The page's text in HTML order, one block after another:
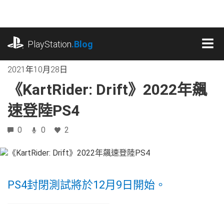
內
PlayStation.Blog
2021年10月28日
《KartRider: Drift》2022年飆
速登陸PS4
0 0 2
PS4封閉測試將於12月9日開始。